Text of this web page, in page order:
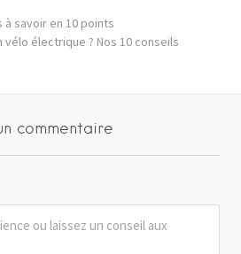
savoir en 10 points
électrique ? Nos 10 conseils
commentaire